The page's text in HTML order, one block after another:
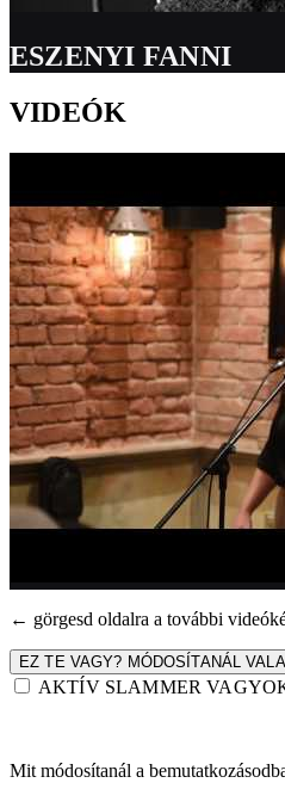
ESZENYI FANNI
VIDEÓK
← görgesd oldalra a további
EZ TE VAGY? MÓDOSÍTANÁL
AKTÍV SLAMMER
Mit módosítanál a